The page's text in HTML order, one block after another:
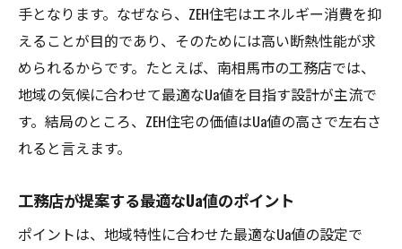
手となります。なぜなら、ZEH住宅はエネルギー消費を抑
えることが目的であり、そのためには高い断熱性能が求
められるからです。たとえば、南相馬市の工務店では、
地域の気候に合わせて最適なUa値を目指す設計が主流で
す。結局のところ、ZEH住宅の価値はUa値の高さで左右さ
れると言えます。
工務店が提案する最適なUa値のポイント
ポイントは、地域特性に合わせた最適なUa値の設定で